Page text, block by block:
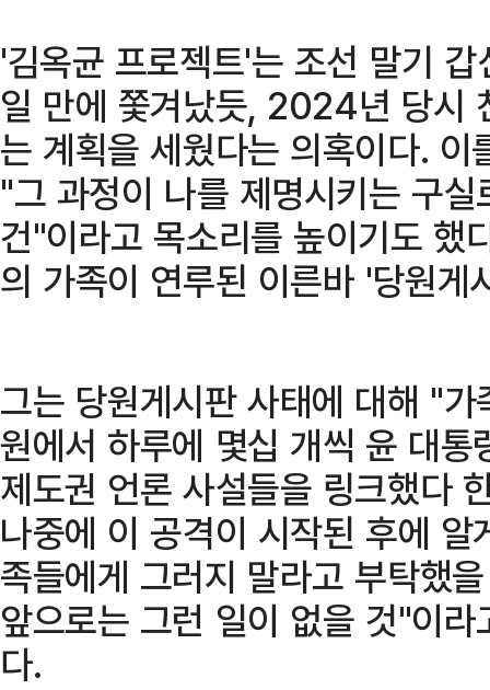
'김옥균 프로젝트'는 조선 말기
일 만에 쫓겨났듯, 2024년 당시
는 계획을 세웠다는 의혹이다.
"그 과정이 나를 제명시키는 구
건"이라고 목소리를 높이기도 했
의 가족이 연루된 이른바 '당원게
그는 당원게시판 사태에 대해 "
원에서 하루에 몇십 개씩 윤 대
제도권 언론 사설들을 링크했다
나중에 이 공격이 시작된 후에
족들에게 그러지 말라고 부탁했
앞으로는 그런 일이 없을 것"이
다.